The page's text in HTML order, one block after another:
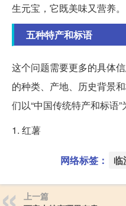
生元宝，它既美味又营养。
五种特产和标语
这个问题需要更多的具体
的种类、产地、历史背景
们以“中国传统特产和标语
1. 红薯
网络标签： 临
上一篇